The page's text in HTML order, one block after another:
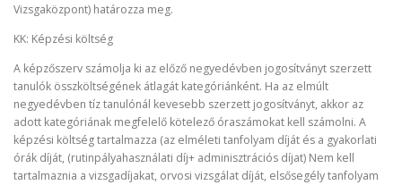
Vizsgaközpont) határozza meg.
KK: Képzési költség
A képzőszerv számolja ki az előző negyedévben jogosítványt szerzett
tanulók összköltségének átlagát kategóriánként. Ha az elmúlt
negyedévben tíz tanulónál kevesebb szerzett jogosítványt, akkor az
adott kategóriának megfelelő kötelező óraszámokat kell számolni. A
képzési költség tartalmazza (az elméleti tanfolyam díját és a gyakorlati
órák díját, (rutinpályahasználati díj+ adminisztrációs díjat) Nem kell
tartalmaznia a vizsgadíjakat, orvosi vizsgálat díját, elsősegély tanfolyam